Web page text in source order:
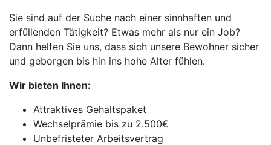
Sie sind auf der Suche nach einer sinnhaften und
erfüllenden Tätigkeit? Etwas mehr als nur ein Job?
Dann helfen Sie uns, dass sich unsere Bewohner sicher
und geborgen bis hin ins hohe Alter fühlen.
Wir bieten Ihnen:
Attraktives Gehaltspaket
Wechselprämie bis zu 2.500€
Unbefristeter Arbeitsvertrag